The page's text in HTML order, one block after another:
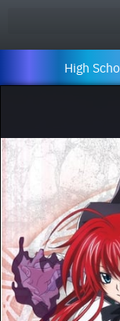
High